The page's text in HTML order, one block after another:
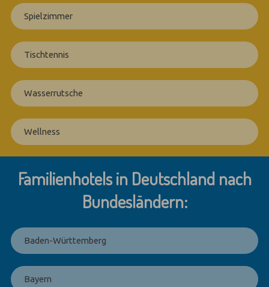
Spielzimmer
Tischtennis
Wasserrutsche
Wellness
Familienhotels in Deutschland nach
Bundesländern:
Baden-Württemberg
Bayern